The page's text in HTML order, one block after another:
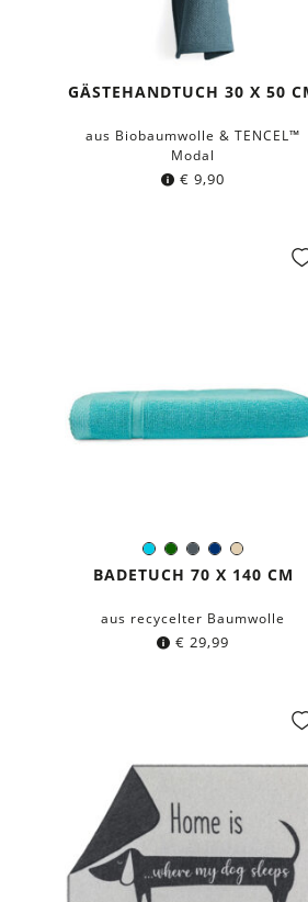
GÄSTEHANDTUCH 30 X 50
aus Biobaumwolle & TENCEL™
Modal
€ 9,90
TürkisDunkelgrün
Dunkelgrau
Dunkelblau
Beige
Farbe:
BADETUCH 70 X 140 CM
aus recycelter Baumwolle
€ 29,99